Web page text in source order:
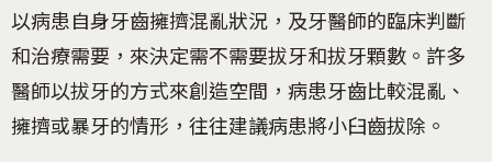
以病患自身牙齒擁擠混亂狀況，及牙醫師的臨床判斷
和治療需要，來決定需不需要拔牙和拔牙顆數。許多
醫師以拔牙的方式來創造空間，病患牙齒比較混亂、
擁擠或暴牙的情形，往往建議病患將小臼齒拔除。